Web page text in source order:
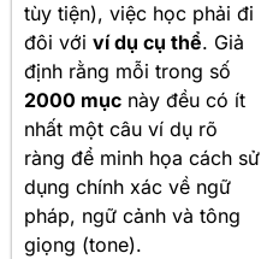
tùy tiện), việc học phải đi
đôi với ví dụ cụ thể. Giả
định rằng mỗi trong số
2000 mục này đều có ít
nhất một câu ví dụ rõ
ràng để minh họa cách sử
dụng chính xác về ngữ
pháp, ngữ cảnh và tông
giọng (tone).